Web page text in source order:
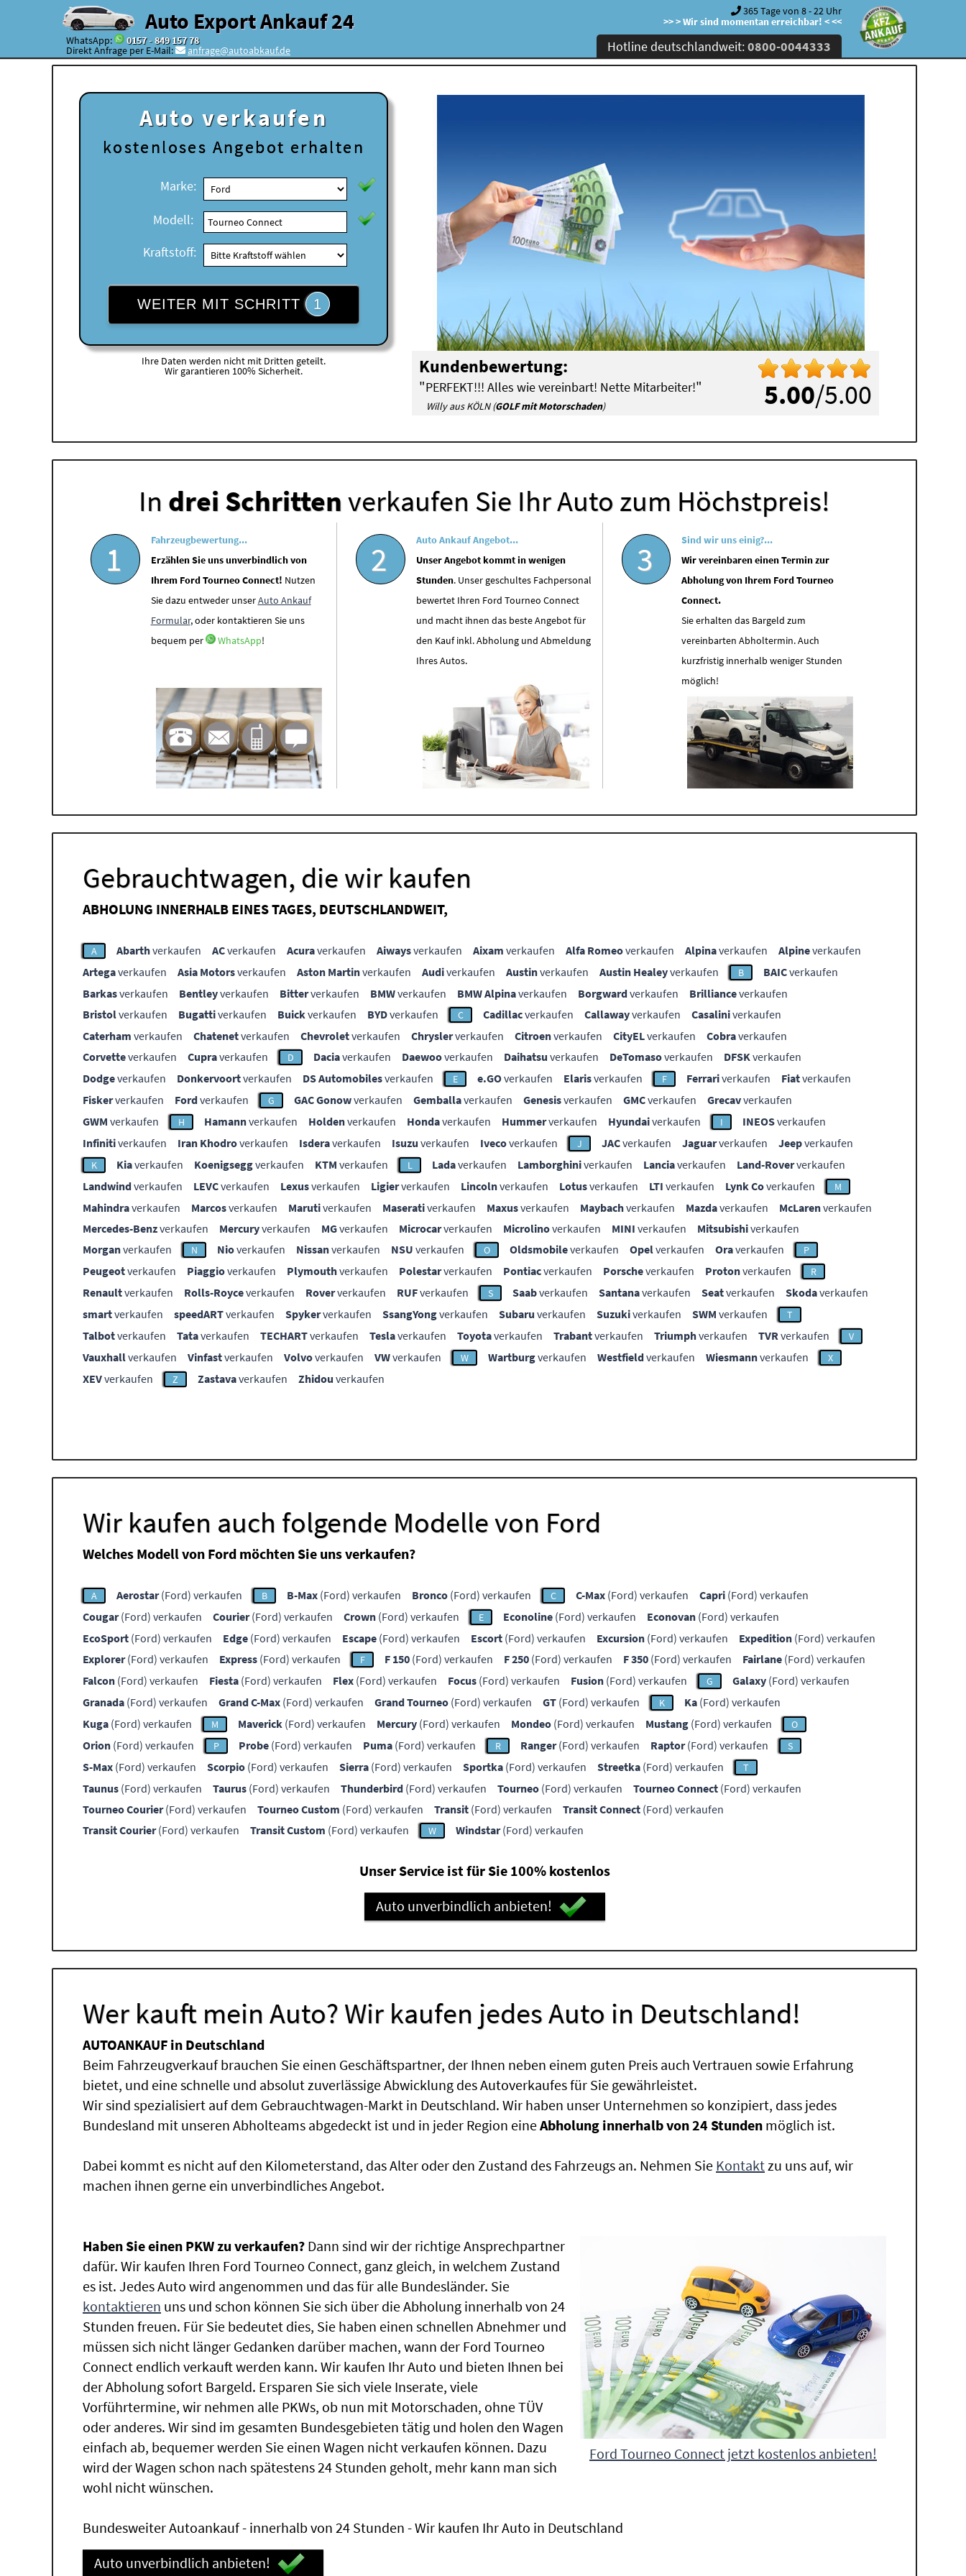
Auto Export Ankauf 24
WhatsApp: 0157 - 849 157 78
Direkt Anfrage per E-Mail: anfrage@autoabkauf.de
365 Tage von 8 - 22 Uhr
>> > Wir sind momentan erreichbar! < <<
Hotline deutschlandweit:0800-0044333
Auto verkaufen
kostenloses Angebot erhalten
Marke:
Modell:
Kraftstoff:
WEITER MIT SCHRITT 1
Ihre Daten werden nicht mit Dritten geteilt.
Wir garantieren 100% Sicherheit.
5.00/5.00
Kundenbewertung:
"PERFEKT!!! Alles wie vereinbart! Nette Mitarbeiter!"
Willy aus KÖLN (GOLF mit Motorschaden)
In drei Schrittenverkaufen Sie Ihr Auto zum Höchstpreis!
1
Fahrzeugbewertung...
Erzählen Sie uns unverbindlich von
Ihrem Ford Tourneo Connect! Nutzen
Sie dazu entweder unserAuto Ankauf
Formular, oder kontaktieren Sie uns
bequem per
WhatsApp!
2
Auto Ankauf Angebot...
Unser Angebot kommt in wenigen
Stunden. Unser geschultes Fachpersonal
bewertet Ihren Ford Tourneo Connect
und macht ihnen das beste Angebot für
den Kauf inkl. Abholung und Abmeldung
Ihres Autos.
3
Sind wir uns einig?...
Wir vereinbaren einen Termin zur
Abholung von Ihrem Ford Tourneo
Connect.
Sie erhalten das Bargeld zum
vereinbarten Abholtermin. Auch
kurzfristig innerhalb weniger Stunden
möglich!
Gebrauchtwagen, die wir kaufen
ABHOLUNG INNERHALB EINES TAGES, DEUTSCHLANDWEIT,
A Abarthverkaufen ACverkaufen Acuraverkaufen Aiwaysverkaufen Aixam verkaufen Alfa Romeoverkaufen Alpinaverkaufen Alpineverkaufen
Artegaverkaufen Asia Motorsverkaufen Aston Martinverkaufen Audiverkaufen Austinverkaufen Austin Healeyverkaufen B BAICverkaufen
Barkasverkaufen Bentleyverkaufen Bitterverkaufen BMWverkaufen BMW Alpinaverkaufen Borgwardverkaufen Brillianceverkaufen
Bristolverkaufen Bugattiverkaufen Buickverkaufen BYDverkaufen C Cadillacverkaufen Callawayverkaufen Casaliniverkaufen
Caterham verkaufen Chatenetverkaufen Chevroletverkaufen Chryslerverkaufen Citroenverkaufen CityELverkaufen Cobraverkaufen
Corvetteverkaufen Cupraverkaufen D Daciaverkaufen Daewooverkaufen Daihatsu verkaufen DeTomasoverkaufen DFSKverkaufen
Dodgeverkaufen Donkervoortverkaufen DS Automobilesverkaufen E e.GOverkaufen Elarisverkaufen F Ferrariverkaufen Fiatverkaufen
Fiskerverkaufen Fordverkaufen G GAC Gonowverkaufen Gemballaverkaufen Genesisverkaufen GMCverkaufen Grecavverkaufen
GWM verkaufen H Hamannverkaufen Holdenverkaufen Hondaverkaufen Hummerverkaufen Hyundaiverkaufen I INEOSverkaufen
Infinitiverkaufen Iran Khodroverkaufen Isderaverkaufen Isuzu verkaufen Ivecoverkaufen J JACverkaufen Jaguarverkaufen Jeepverkaufen
K Kiaverkaufen Koenigseggverkaufen KTM verkaufen L Ladaverkaufen Lamborghiniverkaufen Lanciaverkaufen Land-Roververkaufen
Landwindverkaufen LEVCverkaufen Lexusverkaufen Ligierverkaufen Lincolnverkaufen Lotusverkaufen LTI verkaufen Lynk Coverkaufen M
Mahindraverkaufen Marcosverkaufen Marutiverkaufen Maserativerkaufen Maxusverkaufen Maybachverkaufen Mazdaverkaufen McLarenverkaufen
Mercedes-Benzverkaufen Mercuryverkaufen MGverkaufen Microcarverkaufen Microlinoverkaufen MINI verkaufen Mitsubishiverkaufen
Morganverkaufen N Nioverkaufen Nissanverkaufen NSU verkaufen O Oldsmobileverkaufen Opelverkaufen Oraverkaufen P
Peugeotverkaufen Piaggioverkaufen Plymouthverkaufen Polestarverkaufen Pontiacverkaufen Porscheverkaufen Protonverkaufen R
Renaultverkaufen Rolls-Royceverkaufen Roververkaufen RUFverkaufen S Saabverkaufen Santanaverkaufen Seatverkaufen Skodaverkaufen
smartverkaufen speedARTverkaufen Spykerverkaufen SsangYongverkaufen Subaru verkaufen Suzukiverkaufen SWM verkaufen T
Talbotverkaufen Tataverkaufen TECHARTverkaufen Teslaverkaufen Toyotaverkaufen Trabantverkaufen Triumphverkaufen TVRverkaufen V
Vauxhallverkaufen Vinfastverkaufen Volvoverkaufen VWverkaufen W Wartburgverkaufen Westfieldverkaufen Wiesmannverkaufen X
XEVverkaufen Z Zastavaverkaufen Zhidou verkaufen
Wir kaufen auch folgende Modelle von Ford
Welches Modell von Ford möchten Sie uns verkaufen?
A Aerostar(Ford) verkaufen B B-Max (Ford) verkaufen Bronco (Ford) verkaufen C C-Max (Ford) verkaufen Capri (Ford) verkaufen
Cougar(Ford) verkaufen Courier(Ford) verkaufen Crown (Ford) verkaufen E Econoline (Ford) verkaufen Econovan (Ford) verkaufen
EcoSport (Ford) verkaufen Edge (Ford) verkaufen Escape (Ford) verkaufen Escort (Ford) verkaufen Excursion (Ford) verkaufen Expedition (Ford) verkaufen
Explorer(Ford) verkaufen Express (Ford) verkaufen F F 150 (Ford) verkaufen F 250 (Ford) verkaufen F 350 (Ford) verkaufen Fairlane (Ford) verkaufen
Falcon (Ford) verkaufen Fiesta (Ford) verkaufen Flex (Ford) verkaufen Focus (Ford) verkaufen Fusion (Ford) verkaufen G Galaxy (Ford) verkaufen
Granada (Ford) verkaufen Grand C-Max (Ford) verkaufen Grand Tourneo (Ford) verkaufen GT (Ford) verkaufen K Ka (Ford) verkaufen
Kuga (Ford) verkaufen M Maverick (Ford) verkaufen Mercury (Ford) verkaufen Mondeo (Ford) verkaufen Mustang (Ford) verkaufen O
Orion (Ford) verkaufen P Probe (Ford) verkaufen Puma (Ford) verkaufen R Ranger(Ford) verkaufen Raptor(Ford) verkaufen S
S-Max (Ford) verkaufen Scorpio (Ford) verkaufen Sierra (Ford) verkaufen Sportka (Ford) verkaufen Streetka (Ford) verkaufen T
Taunus (Ford) verkaufen Taurus (Ford) verkaufen Thunderbird (Ford) verkaufen Tourneo (Ford) verkaufen Tourneo Connect (Ford) verkaufen
Tourneo Courier(Ford) verkaufen Tourneo Custom (Ford) verkaufen Transit (Ford) verkaufen Transit Connect (Ford) verkaufen
Transit Courier(Ford) verkaufen Transit Custom (Ford) verkaufen W Windstar(Ford) verkaufen
Unser Service ist für Sie 100% kostenlos
Auto unverbindlich anbieten!
Wer kauft mein Auto? Wir kaufen jedes Auto in Deutschland!
AUTOANKAUF in Deutschland
Beim Fahrzeugverkauf brauchen Sie einen Geschäftspartner, der Ihnen neben einem guten Preis auch Vertrauen sowie Erfahrung
bietet, und eine schnelle und absolut zuverlässige Abwicklung des Autoverkaufes für Sie gewährleistet.
Wir sind spezialisiert auf dem Gebrauchtwagen-Markt in Deutschland. Wir haben unser Unternehmen so konzipiert, dass jedes
Bundesland mit unseren Abholteams abgedeckt ist und in jeder Region eineAbholung innerhalb von 24 Stunden möglich ist.
Dabei kommt es nicht auf den Kilometerstand, das Alter oder den Zustand des Fahrzeugs an. Nehmen Sie Kontaktzu uns auf, wir
machen ihnen gerne ein unverbindliches Angebot.
Ford Tourneo Connect jetzt kostenlos anbieten!
Haben Sie einen PKW zu verkaufen? Dann sind wir der richtige Ansprechpartner
dafür. Wir kaufen Ihren Ford Tourneo Connect, ganz gleich, in welchem Zustand
es ist. Jedes Auto wird angenommen und das für alle Bundesländer. Sie
kontaktieren uns und schon können Sie sich über die Abholung innerhalb von 24
Stunden freuen. Für Sie bedeutet dies, Sie haben einen schnellen Abnehmer und
müssen sich nicht länger Gedanken darüber machen, wann der Ford Tourneo
Connect endlich verkauft werden kann. Wir kaufen Ihr Auto und bieten Ihnen bei
der Abholung sofort Bargeld. Ersparen Sie sich viele Inserate, viele
Vorführtermine, wir nehmen alle PKWs, ob nun mit Motorschaden, ohne TÜV
oder anderes. Wir sind im gesamten Bundesgebieten tätig und holen den Wagen
einfach ab, bequemer werden Sie einen Wagen nicht verkaufen können. Dazu
wird der Wagen schon nach spätestens 24 Stunden geholt, mehr kann man sich
wohl nicht wünschen.
Bundesweiter Autoankauf - innerhalb von 24 Stunden - Wir kaufen Ihr Auto in Deutschland
Auto unverbindlich anbieten!